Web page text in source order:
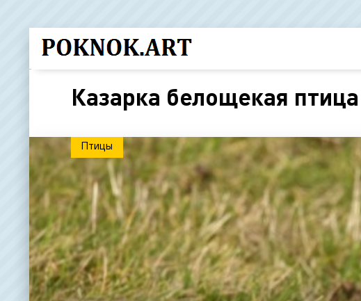
Казарка белощекая птица
Птицы